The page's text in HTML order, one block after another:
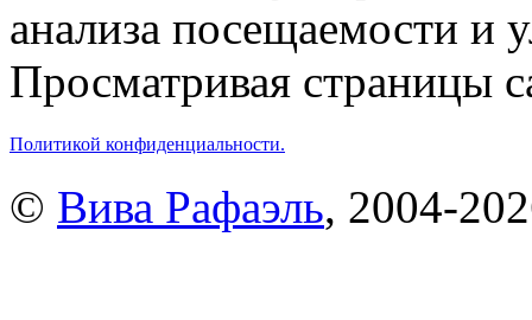
анализа посещаемости и
Просматривая страницы
Политикой конфиденциальности.
© Вива Рафаэль, 2004-